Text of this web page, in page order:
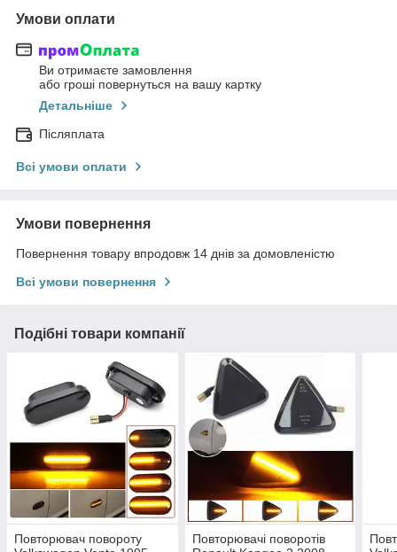
Умови оплати
Ви отримаєте замовлення
або гроші повернуться на вашу картку
Детальніше
Післяплата
Всі умови оплати
Умови повернення
Повернення товару впродовж 14 днів за домовленістю
Всі умови повернення
Подібні товари компанії
Повторювач повороту
Повторювачі поворотів